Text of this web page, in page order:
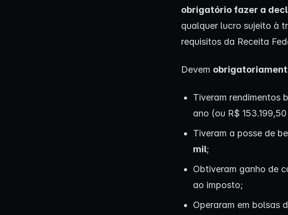
obrigatório fazer a
qualquer lucro sujeito à
requisitos da Receita
Devem
Tiveram rendimentos
ano (ou R$
Tiveram a posse de
mil;
Obtiveram ganho de
ao imposto;
Operaram em bolsas